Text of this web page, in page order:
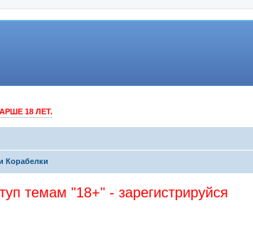
18 ЛЕТ.
Корабелки
темам "18+" - зарегистрируйся